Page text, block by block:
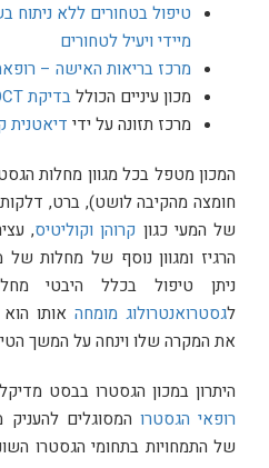
מיידי ויעיל לטחורים
מרכז בריאות האישה –
מכון עיניים הכוללבדיקת OCT
מרכז תזונה על ידי דיאטנית
המכון מטפל בכל מגוון מחלות
חומצה מהקיבה לושט), ברט, דלקות
של המעי כגון קרוהן וקוליטיס,
הרגיז ומגוון נוסף של מחלות
ניתן טיפול בכלל היבטי
לגסטרואנטרולוג מומחה אותו
את המקרה שלו וינחה על המשך
היתרון במכון הגסטרו בבסט
רופאי הגסטרו המסוגלים להעניק
של התמחויות בתחומי הגסטרו